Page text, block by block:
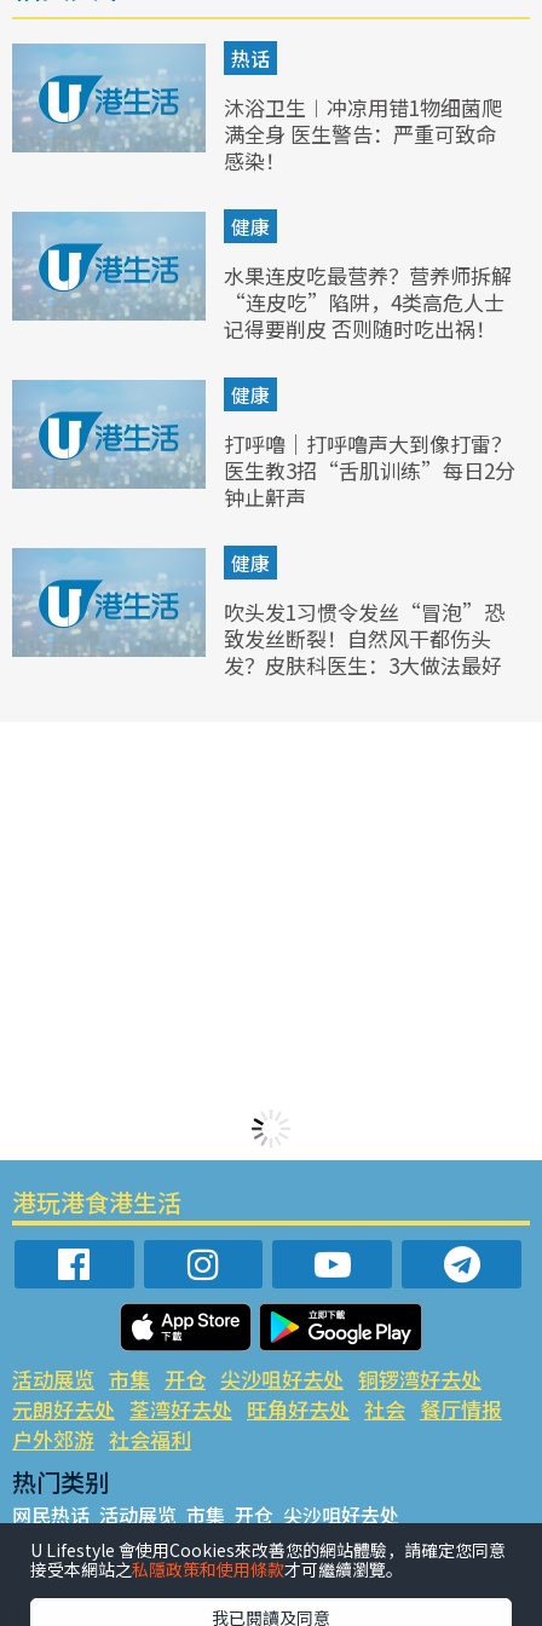
热话
沐浴卫生︱冲凉用错1物细菌爬
满全身 医生警告：严重可致命
感染！
健康
水果连皮吃最营养？营养师拆解
“连皮吃”陷阱，4类高危人士
记得要削皮 否则随时吃出祸！
健康
打呼噜｜打呼噜声大到像打雷？
医生教3招“舌肌训练”每日2分
钟止鼾声
健康
吹头发1习惯令发丝“冒泡”恐
致发丝断裂！自然风干都伤头
发？皮肤科医生：3大做法最好
港玩港食港生活
活动展览 市集 开仓 尖沙咀好去处 铜锣湾好去处
元朗好去处 荃湾好去处 旺角好去处 社会 餐厅情报
户外郊游 社会福利
热门类别
网民热话 活动展览 市集 开仓 尖沙咀好去处
铜锣湾好去处 元朗好去处 荃湾好去处 旺角好去处 社会
餐厅情报 户外郊游
热门标签
U Lifestyle 會使用Cookies來改善您的網站體驗，請確定您同意
接受本網站之私隱政策和使用條款才可繼續瀏覽。
我已閱讀及同意